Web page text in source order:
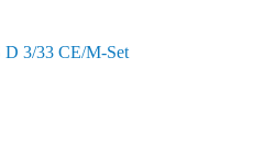
D 3/33 CE/M-Set